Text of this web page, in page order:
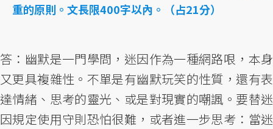
重的原則。文長限400字以內。（占21分）
答：幽默是一門學問，迷因作為一種網路哏，本身
又更具複雜性。不單是有幽默玩笑的性質，還有表
達情緒、思考的靈光、或是對現實的嘲諷。要替迷
因規定使用守則恐怕很難，或者進一步思考：當迷